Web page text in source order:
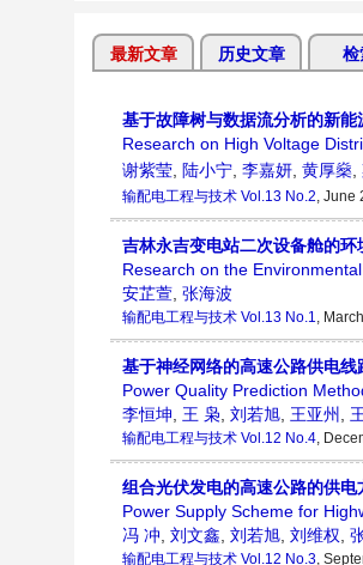
最新文章 历史文章 检
基于故障树与数据流分析的新
Research on High Voltage
谢紫莹
陆小宁 李嘉妍 黄厚燊
输配电工程与技术 Vol.13 No.2, June
吉林永吉变电站二次设备舱的环
Research on the
安芷萱 张海波
输配电工程与技术 Vol.13 No.1,
基于神经网络的高速公路供电
Power Quality Prediction
李恒坤
王 枭 刘若旭 王亚州
输配电工程与技术 Vol.12 No.4,
组合光伏发电的高速公路的供电
Power Supply Scheme for
冯 冲 刘文鑫 刘若旭 刘维权
输配电工程与技术 Vol.12 No.3,